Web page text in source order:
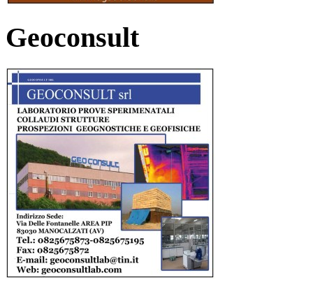
Geoconsult